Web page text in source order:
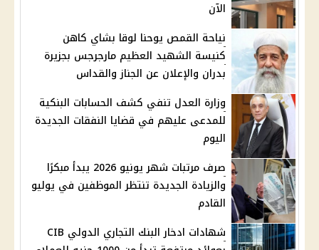
الآن
نياحة القمص يوحنا لوقا بشاي كاهن
كنيسة الشهيد العظيم مارجرجس بجزيرة
بدران والإعلان عن الجناز والقداس
وزارة العدل تنفي كشف الحسابات البنكية
للمدعى عليهم في قضايا النفقات الجديدة
اليوم
صرف مرتبات شهر يونيو 2026 يبدأ مبكرًا
والزيادة الجديدة تنتظر الموظفين في يوليو
القادم
شهادات ادخار البنك التجاري الدولي CIB